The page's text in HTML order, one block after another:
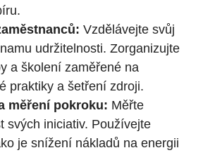
Vzdělávejte svůj
udržitelnosti. Zorganizujte
a školení zaměřené na
praktiky a šetření zdroji.
měření pokroku: Měřte
svých iniciativ. Používejte
je snížení nákladů na energii